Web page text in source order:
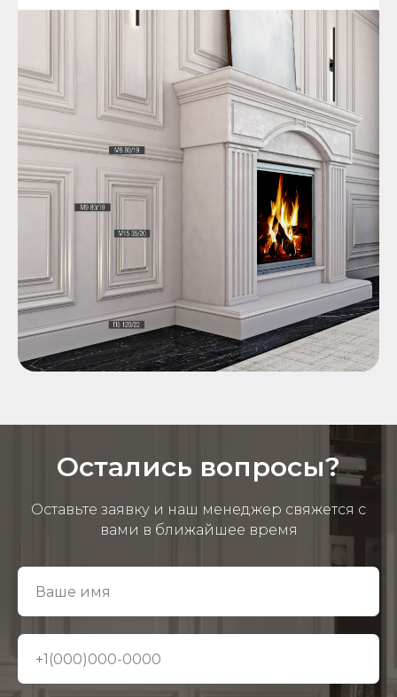
Остались вопросы?
Оставьте заявку и наш менеджер свяжется с
вами в ближайшее время